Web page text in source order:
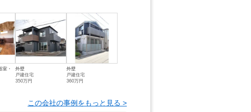
室・
外壁
戸建住宅
350万円
外壁
戸建住宅
360万円
この会社の事例をもっと見る >